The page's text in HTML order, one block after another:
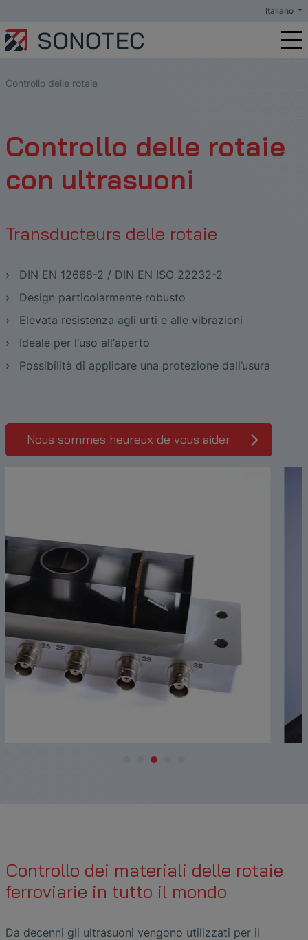
Italiano
Controllo delle rotaie
Controllo delle rotaie
con ultrasuoni
Transducteurs delle rotaie
DIN EN 12668-2 / DIN EN ISO 22232-2
Design particolarmente robusto
Elevata resistenza agli urti e alle vibrazioni
Ideale per l‘uso all‘aperto
Possibilità di applicare una protezione dall’usura
Nous sommes heureux de vous aider
Controllo dei materiali delle rotaie
ferroviarie in tutto il mondo
Da decenni gli ultrasuoni vengono utilizzati per il
Manutenzione preventiva